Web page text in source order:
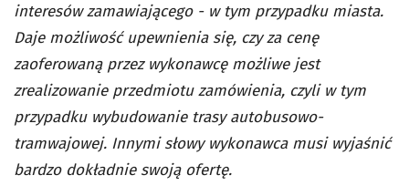
interesów zamawiającego - w tym przypadku miasta.
Daje możliwość upewnienia się, czy za cenę
zaoferowaną przez wykonawcę możliwe jest
zrealizowanie przedmiotu zamówienia, czyli w tym
przypadku wybudowanie trasy autobusowo-
tramwajowej. Innymi słowy wykonawca musi wyjaśnić
bardzo dokładnie swoją ofertę.